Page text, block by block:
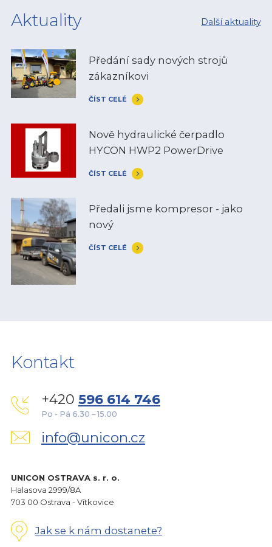
Další aktuality
Aktuality
Předání sady nových strojů
zákazníkovi
ČÍST CELÉ
Nově hydraulické čerpadlo
HYCON HWP2 PowerDrive
ČÍST CELÉ
Předali jsme kompresor - jako
nový
ČÍST CELÉ
Kontakt
+420 596 614 746
Po - Pá 6.30 – 15.00
info@unicon.cz
UNICON OSTRAVA s. r. o.
Halasova 2999/8A
703 00 Ostrava - Vítkovice
Jak se k nám dostanete?